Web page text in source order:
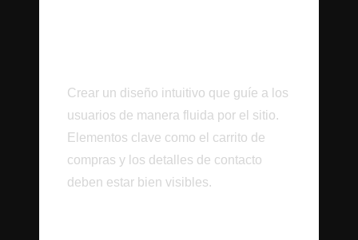
Crear un diseño intuitivo que guíe a los
usuarios de manera fluida por el sitio.
Elementos clave como el carrito de
compras y los detalles de contacto
deben estar bien visibles.